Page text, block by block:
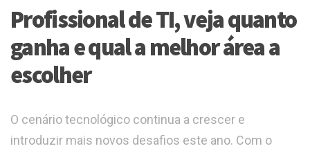
Profissional de TI, veja quanto
ganha e qual a melhor área a
escolher
O cenário tecnológico continua a crescer e
introduzir mais novos desafios este ano. Com o